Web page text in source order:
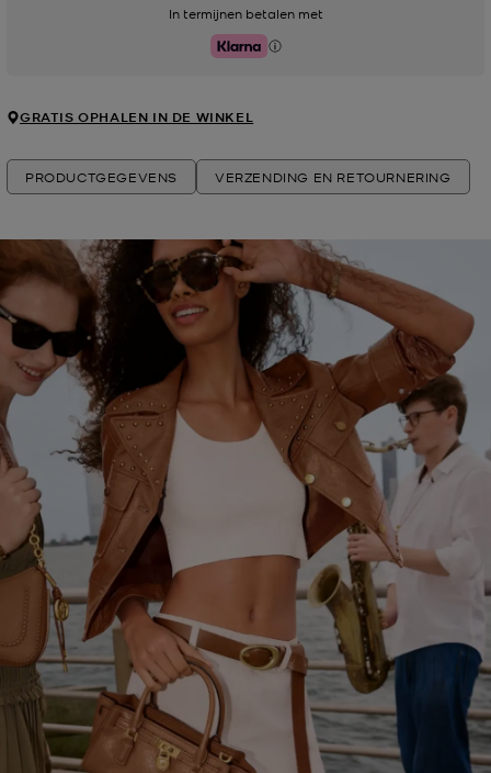
In termijnen betalen met
Klarna
GRATIS OPHALEN IN DE WINKEL
PRODUCTGEGEVENS VERZENDING EN RETOURNERING